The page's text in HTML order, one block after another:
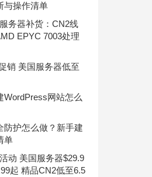
与操作清单
务器补货：CN2线
EPYC 7003处理
销 美国服务器低至
WordPress网站怎么
防护怎么做？新手建
单
动 美国服务器$29.9
起 精品CN2低至6.5